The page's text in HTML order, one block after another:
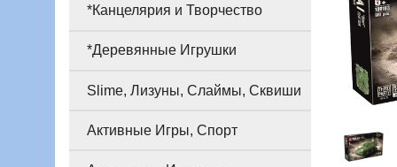
*Канцелярия и Творчество
*Деревянные Игрушки
Slime, Лизуны, Слаймы, Сквиши
Активные Игры, Спорт